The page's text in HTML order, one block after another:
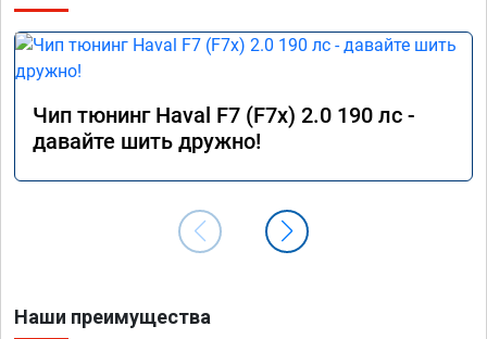
Чип тюнинг Haval F7 (F7x) 2.0 190 лс -
давайте шить дружно!
Наши преимущества